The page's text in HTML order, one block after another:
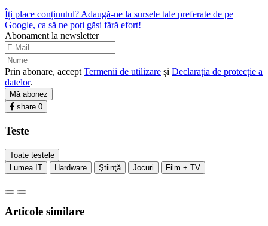
Îți place conținutul? Adaugă-ne la sursele tale preferate de pe
Google, ca să ne poți găsi fără efort!
Abonament la newsletter
Prin abonare, accept Termenii de utilizare și Declarația de protecție a
datelor.
Mă abonez
share 0
Teste
Toate testele
Lumea IT
Hardware Ştiinţă Jocuri Film + TV
Articole similare